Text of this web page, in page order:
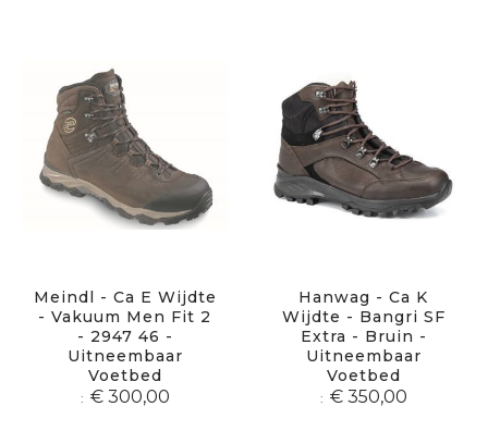
Meindl - Ca E Wijdte
- Vakuum Men Fit 2
- 2947 46 -
Uitneembaar
Voetbed
€ 300,00
Hanwag - Ca K
Wijdte - Bangri SF
Extra - Bruin -
Uitneembaar
Voetbed
€ 350,00